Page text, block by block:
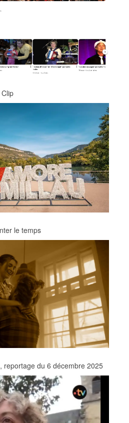
le temps
reportage du 6 décembre 2025